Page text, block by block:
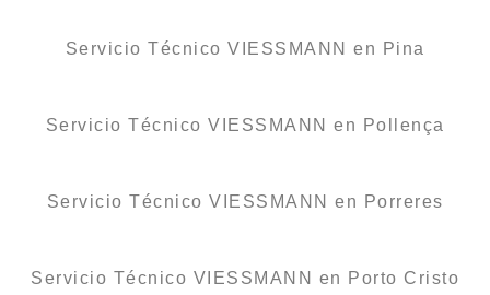
Servicio Técnico VIESSMANN en Pina
Servicio Técnico VIESSMANN en Pollença
Servicio Técnico VIESSMANN en Porreres
Servicio Técnico VIESSMANN en Porto Cristo